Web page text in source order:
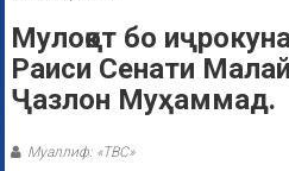
Мулоқот бо
Раиси Сенати
Ҷазлон Муҳаммад.
Муаллиф: «ТВС»